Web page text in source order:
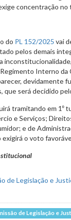
concentração
do PL 152/2025 vai
pelos demais
Interno
devidamente
que será decidido
tramitando em 1º
e Serviços;
e de
o voto
de Legislação e